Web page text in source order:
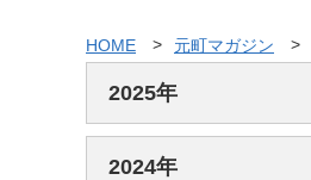
HOME 元町マガジン
2025年
2024年